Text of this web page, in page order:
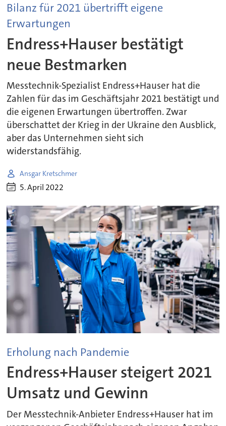
Bilanz für 2021 übertrifft eigene
Erwartungen
Endress+Hauser bestätigt
neue Bestmarken
Messtechnik-Spezialist Endress+Hauser hat die
Zahlen für das im Geschäftsjahr 2021 bestätigt und
die eigenen Erwartungen übertroffen. Zwar
überschattet der Krieg in der Ukraine den Ausblick,
aber das Unternehmen sieht sich
widerstandsfähig.
Ansgar Kretschmer
5. April 2022
Erholung nach Pandemie
Endress+Hauser steigert 2021
Umsatz und Gewinn
Der Messtechnik-Anbieter Endress+Hauser hat im